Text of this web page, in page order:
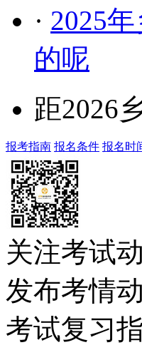
· 2025
的呢
距2026
报考指南 报名条件 报名时
关注考试
发布考情
考试复习